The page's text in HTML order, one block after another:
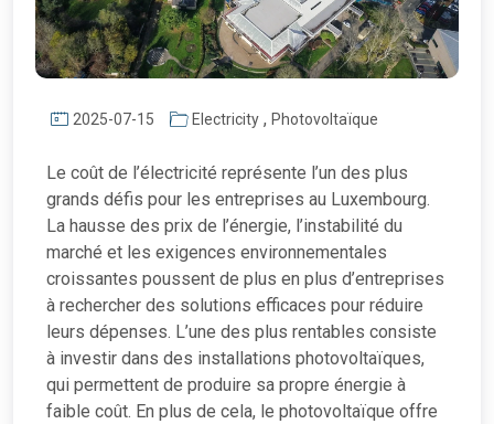
2025-07-15 Electricity , Photovoltaïque
Le coût de l’électricité représente l’un des plus
grands défis pour les entreprises au Luxembourg.
La hausse des prix de l’énergie, l’instabilité du
marché et les exigences environnementales
croissantes poussent de plus en plus d’entreprises
à rechercher des solutions efficaces pour réduire
leurs dépenses. L’une des plus rentables consiste
à investir dans des installations photovoltaïques,
qui permettent de produire sa propre énergie à
faible coût. En plus de cela, le photovoltaïque offre